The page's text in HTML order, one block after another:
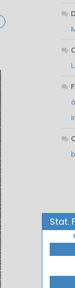
Stat.